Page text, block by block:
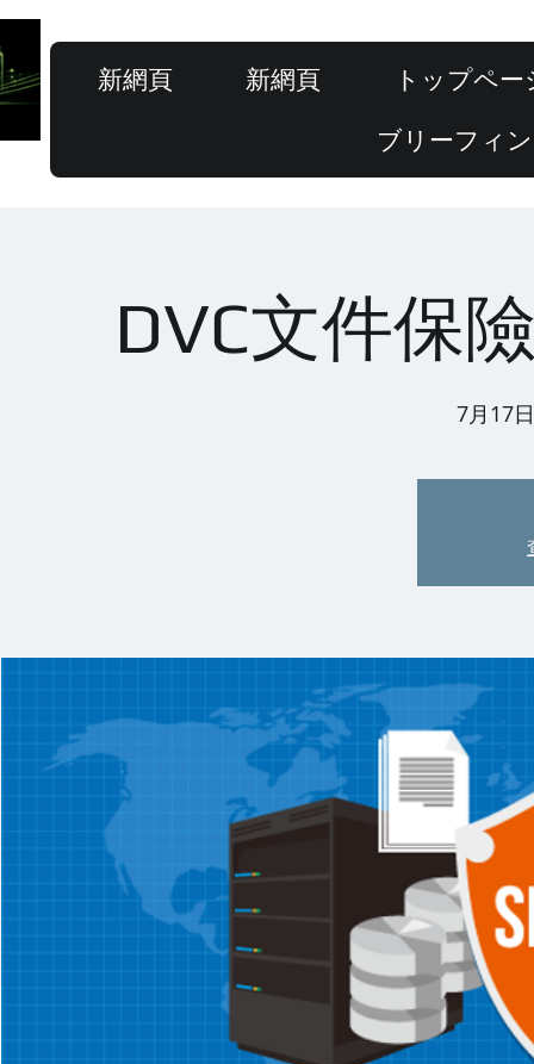
新網頁 新網頁 トップペー
ブリーフィ
DVC文件保
7月17